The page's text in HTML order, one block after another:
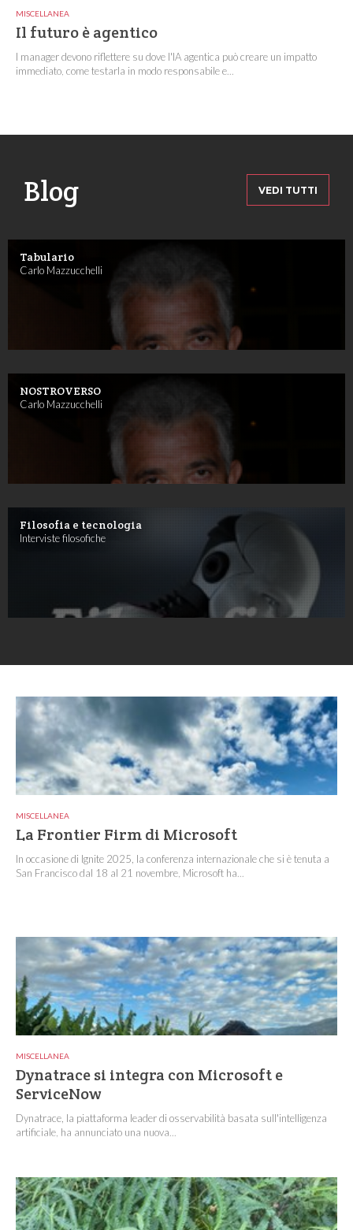
MISCELLANEA
Il futuro è agentico
I manager devono riflettere su dove l'IA agentica può creare un impatto
immediato, come testarla in modo responsabile e...
Blog VEDI TUTTI
Tabulario
Carlo Mazzucchelli
NOSTROVERSO
Carlo Mazzucchelli
Filosofia e tecnologia
Interviste filosofiche
MISCELLANEA
La Frontier Firm di Microsoft
In occasione di Ignite 2025, la conferenza internazionale che si è tenuta a
San Francisco dal 18 al 21 novembre, Microsoft ha...
MISCELLANEA
Dynatrace si integra con Microsoft e
ServiceNow
Dynatrace, la piattaforma leader di osservabilità basata sull'intelligenza
artificiale, ha annunciato una nuova...